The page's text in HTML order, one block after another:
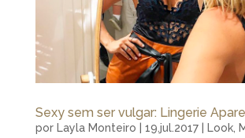
Sexy sem ser vulgar: Lingerie
por Layla Monteiro 19.jul.2017| Look,